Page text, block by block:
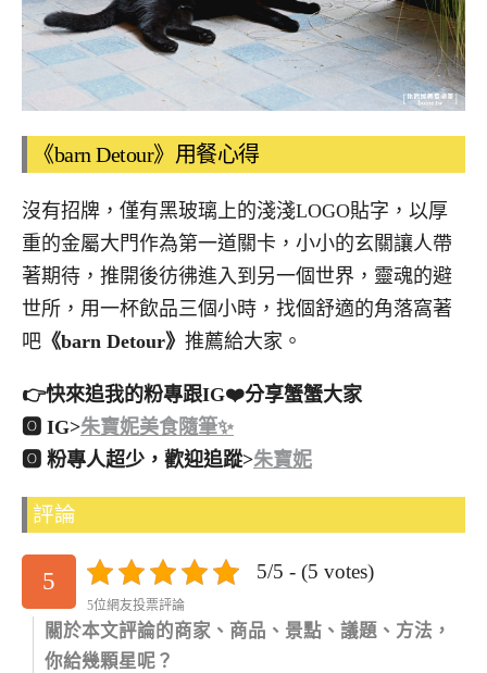
《barn Detour》用餐心得
沒有招牌，僅有黑玻璃上的淺淺LOGO貼字，以厚
重的金屬大門作為第一道關卡，小小的玄關讓人帶
著期待，推開後彷彿進入到另一個世界，靈魂的避
世所，用一杯飲品三個小時，找個舒適的角落窩著
吧 《barn Detour》 推薦給大家。
👉快來追我的粉專跟IG❤️分享蟹蟹大家
🅾 IG>朱寶妮美食隨筆✨
🅾 粉專人超少，歡迎追蹤>朱寶妮
評論
5 5/5 - (5 votes)
5位網友投票評論
關於本文評論的商家、商品、景點、議題、方法，
你給幾顆星呢？